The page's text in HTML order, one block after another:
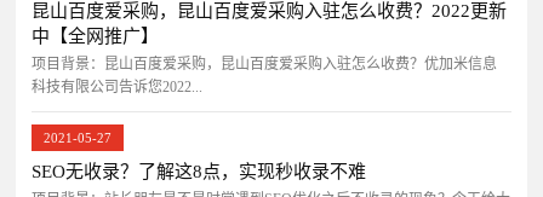
昆山百度爱采购，昆山百度爱采购入驻怎么收费？2022更新
中【全网推广】
项目背景：昆山百度爱采购，昆山百度爱采购入驻怎么收费？优加米信息
科技有限公司告诉您2022...
2021-05-27
SEO无收录？了解这8点，实现秒收录不难